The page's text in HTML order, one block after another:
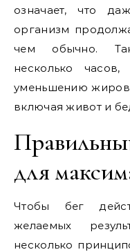
означает, что
организм
чем обычно.
несколько часов,
уменьшению
включая живот и
для
Чтобы бег
желаемых
несколько